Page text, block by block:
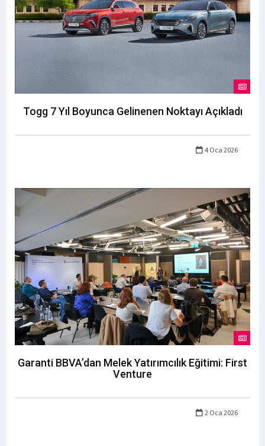
Togg 7 Yıl Boyunca Gelinenen Noktayı Açıkladı
4 Oca 2026
Garanti BBVA’dan Melek Yatırımcılık Eğitimi: First
Venture
2 Oca 2026